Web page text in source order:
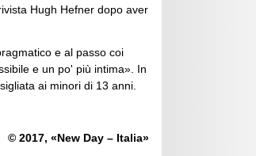
Hugh Hefner dopo aver
e al passo coi
e un po' più intima». In
ai minori di 13 anni.
© 2017, «New Day – Italia»